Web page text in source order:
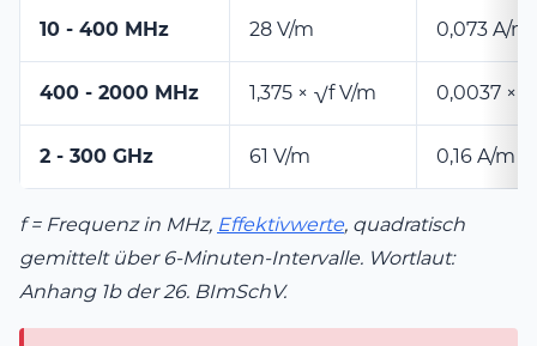
10 - 400 MHz 28 V/m 0,073 A/m
400 - 2000 MHz 1,375 × √f V/m 0,0037 ×
2 - 300 GHz 61 V/m 0,16 A/m
f = Frequenz in MHz, Effektivwerte, quadratisch
gemittelt über 6-Minuten-Intervalle. Wortlaut:
Anhang 1b der 26. BImSchV.